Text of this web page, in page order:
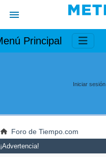
Principal
Iniciar sesión
Foro de Tiempo.com
¡Advertencia!